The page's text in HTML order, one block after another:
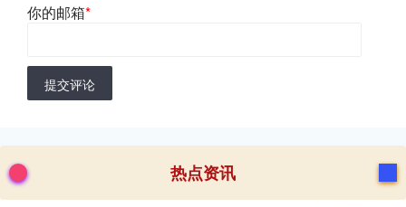
你的邮箱*
提交评论
热点资讯